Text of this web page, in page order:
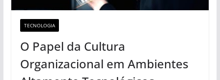
TECNOLOGIA
O Papel da Cultura
Organizacional em Ambientes